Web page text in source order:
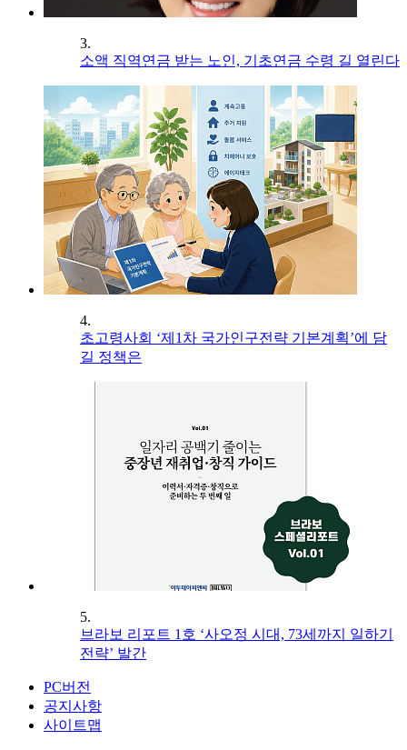
3.
소액 직역연금 받는 노인, 기초연금 수령 길 열린다
4.
초고령사회 ‘제1차 국가인구전략 기본계획’에 담
길 정책은
5.
브라보 리포트 1호 ‘사오정 시대, 73세까지 일하기
전략’ 발간
PC버전
공지사항
사이트맵